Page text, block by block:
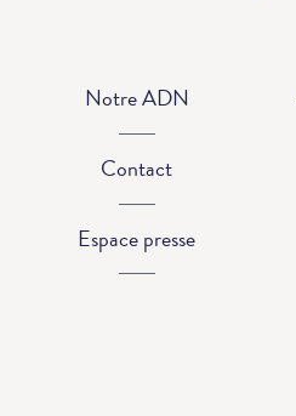
Notre ADN
Contact
Espace presse